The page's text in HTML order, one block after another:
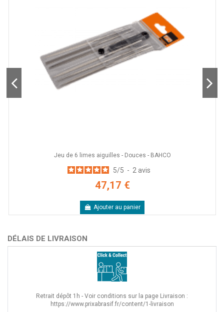
Jeu de 6 limes aiguilles - Douces - BAHCO
5/5 - 2 avis
47,17 €
Ajouter au panier
DÉLAIS DE LIVRAISON
Retrait dépôt 1h - Voir conditions sur la page Livraison :
https://www.prixabrasif.fr/content/1-livraison